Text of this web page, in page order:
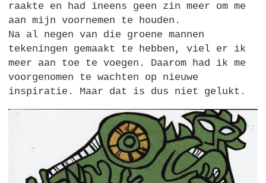
raakte en had ineens geen zin meer om me
aan mijn voornemen te houden.
Na al negen van die groene mannen
tekeningen gemaakt te hebben, viel er ik
meer aan toe te voegen. Daarom had ik me
voorgenomen te wachten op nieuwe
inspiratie. Maar dat is dus niet gelukt.